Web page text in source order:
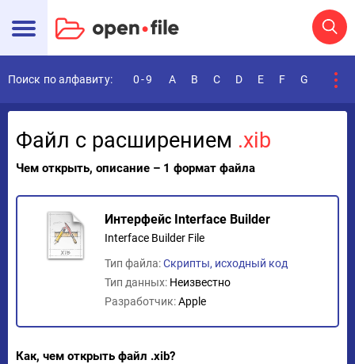
Поиск по алфавиту: 0-9 A B C D E F G
Файл с расширением .xib
Чем открыть, описание – 1 формат файла
Интерфейс Interface Builder
Interface Builder File
Тип файла:Скрипты, исходный код
Тип данных: Неизвестно
Разработчик:Apple
Как, чем открыть файл .xib?